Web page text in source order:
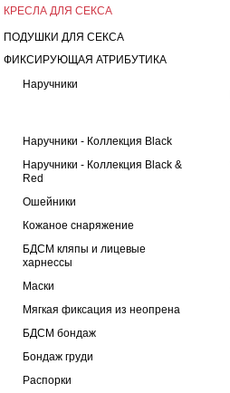
КРЕСЛА ДЛЯ СЕКСА
ПОДУШКИ ДЛЯ СЕКСА
ФИКСИРУЮЩАЯ АТРИБУТИКА
Наручники
Наручники - Коллекция Black
Наручники - Коллекция Black &
Red
Ошейники
Кожаное снаряжение
БДСМ кляпы и лицевые
харнессы
Маски
Мягкая фиксация из неопрена
БДСМ бондаж
Бондаж груди
Распорки